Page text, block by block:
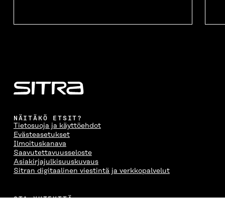
NÄITÄKÖ ETSIT?
Tietosuoja ja käyttöehdot
Evästeasetukset
Ilmoituskanava
Saavutettavuusseloste
Asiakirjajulkisuuskuvaus
Sitran digitaalinen viestintä ja verkkopalvelut
OTA YHTEYTTÄ